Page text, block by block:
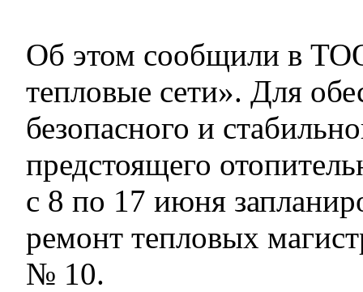
Об этом сообщили в
тепловые сети». Для
безопасного и
предстоящего
с 8 по 17 июня
ремонт тепловых
№ 10.